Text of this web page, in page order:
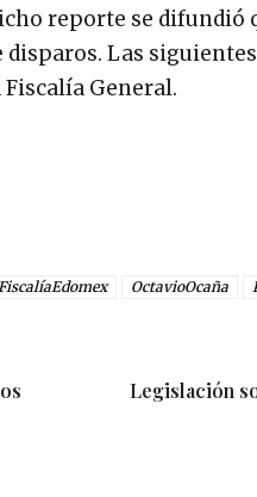
reporte se
Las
General.
OctavioOcaña
Legislación